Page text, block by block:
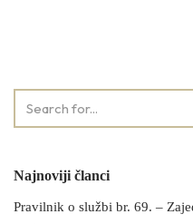
Najnoviji članci
Pravilnik o službi br. 69. –